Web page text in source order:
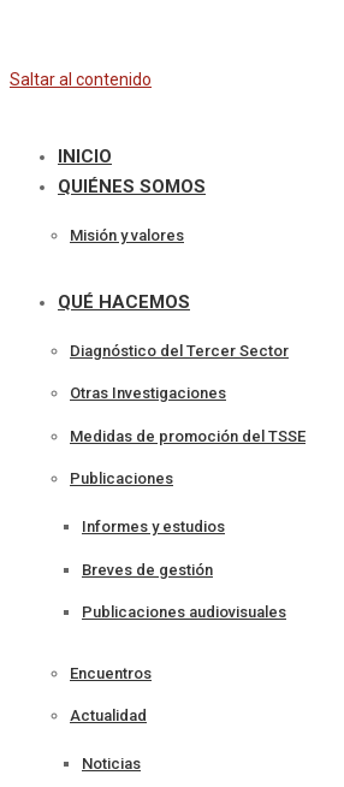
Saltar al contenido
INICIO
QUIÉNES SOMOS
Misión y valores
QUÉ HACEMOS
Diagnóstico del Tercer Sector
Otras Investigaciones
Medidas de promoción del TSSE
Publicaciones
Informes y estudios
Breves de gestión
Publicaciones audiovisuales
Encuentros
Actualidad
Noticias